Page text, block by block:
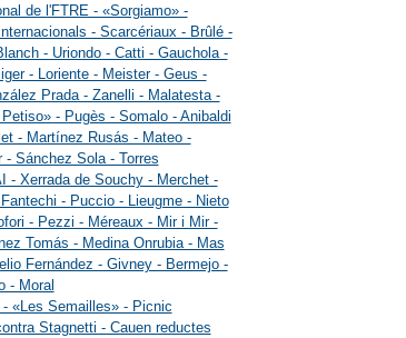
de l'FTRE - «Sorgiamo» -
- Scarcériaux - Brûlé -
- Uriondo - Catti - Gauchola -
- Loriente - Meister - Geus -
Prada - Zanelli - Malatesta -
- Pugès - Somalo - Anibaldi
- Martínez Rusás - Mateo -
- Sánchez Sola - Torres
- Xerrada de Souchy - Merchet -
- Puccio - Lieugme - Nieto
- Pezzi - Méreaux - Mir i Mir -
Tomás - Medina Onrubia - Mas
Fernández - Givney - Bermejo -
- Moral
«Les Semailles» - Picnic
Stagnetti - Cauen reductes